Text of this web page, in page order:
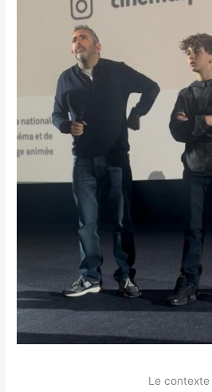
Le contexte